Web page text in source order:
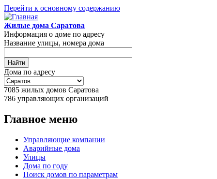
Перейти к основному содержанию
Жилые дома Саратова
Информация о доме по адресу
Название улицы, номера дома
Дома по адресу
7085 жилых домов Саратова
786 управляющих организаций
Главное меню
Управляющие компании
Аварийные дома
Улицы
Дома по году
Поиск домов по параметрам